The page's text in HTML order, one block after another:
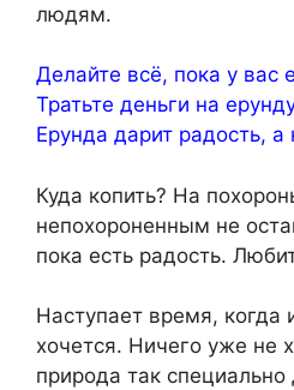
людям.
Делайте всё, пока у вас
Тратьте деньги на
Ерунда дарит радость,
Куда копить? На
непохороненным не
пока есть радость.
Наступает время, когда
хочется. Ничего уже не
природа так